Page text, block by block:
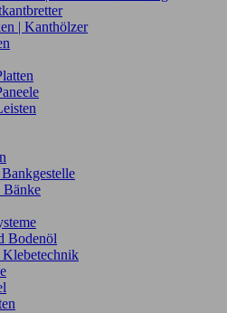
| Kanthölzer
Bänke
Bodenöl